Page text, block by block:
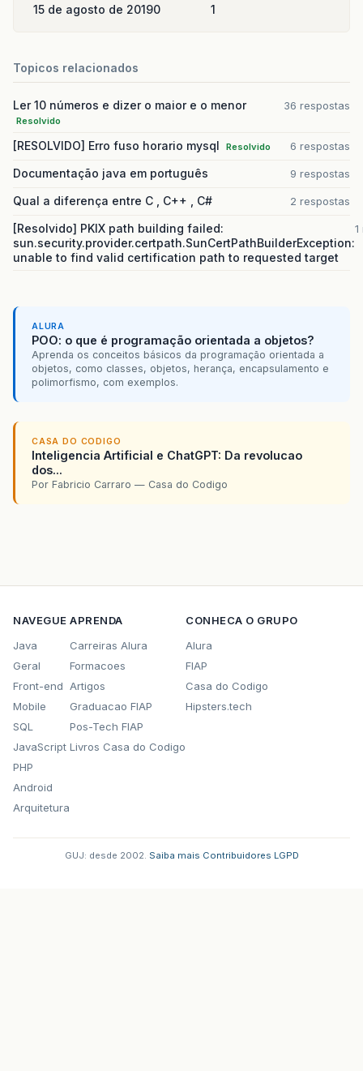
15 de agosto de 20190 1
Topicos relacionados
Ler 10 números e dizer o maior e o menor
Resolvido
36 respostas
[RESOLVIDO] Erro fuso horario mysql Resolvido 6 respostas
Documentação java em português 9 respostas
Qual a diferença entre C , C++ , C# 2 respostas
[Resolvido] PKIX path building failed:
sun.security.provider.certpath.SunCertPathBuilderException:
unable to find valid certification path to requested target
ALURA
POO: o que é programação orientada a objetos?
Aprenda os conceitos básicos da programação orientada a
objetos, como classes, objetos, herança, encapsulamento e
polimorfismo, com exemplos.
CASA DO CODIGO
Inteligencia Artificial e ChatGPT: Da revolucao
dos...
Por Fabricio Carraro — Casa do Codigo
NAVEGUE
Java
Geral
Front-end
Mobile
SQL
JavaScript
PHP
Android
Arquitetura
APRENDA
Carreiras Alura
Formacoes
Artigos
Graduacao FIAP
Pos-Tech FIAP
Livros Casa do Codigo
CONHECA O GRUPO
Alura
FIAP
Casa do Codigo
Hipsters.tech
GUJ: desde 2002. Saiba mais Contribuidores LGPD